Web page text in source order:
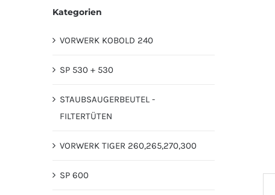
Kategorien
VORWERK KOBOLD 240
SP 530 + 530
STAUBSAUGERBEUTEL -
FILTERTÜTEN
VORWERK TIGER 260,265,270,300
SP 600